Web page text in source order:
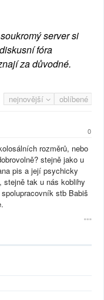
server si
fóra
za důvodné.
nejnovější oblíbené
0
rozměrů, nebo
stejně jako u
pis a její psychicky
tak u nás koblihy
stb Babiš